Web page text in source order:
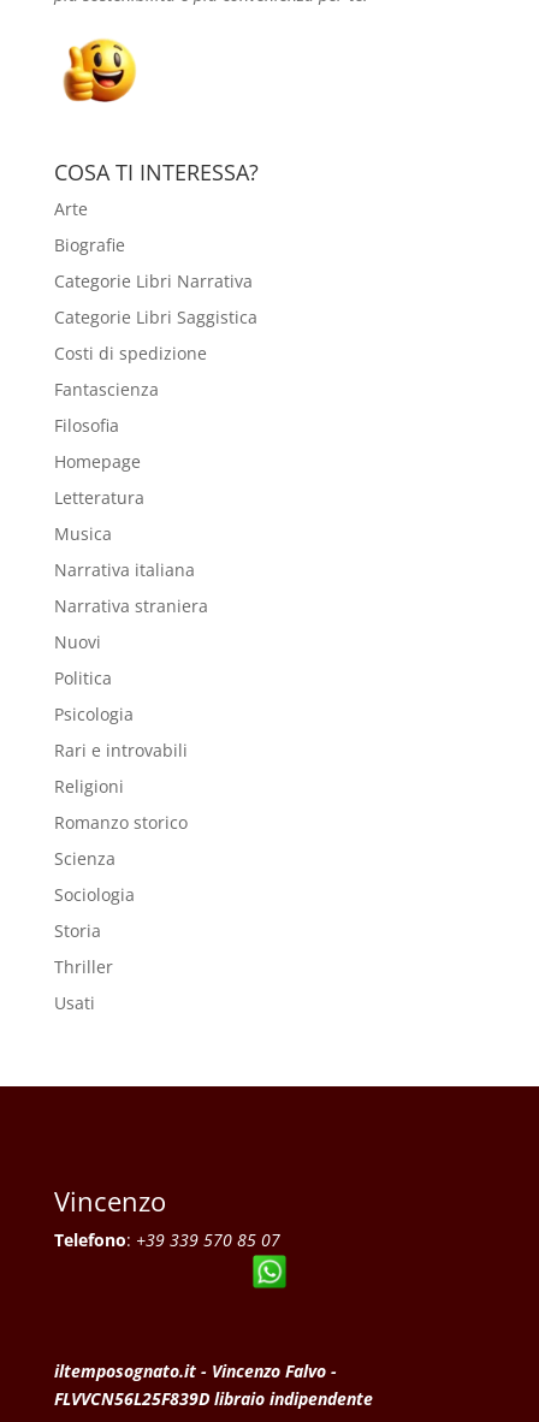
COSA TI INTERESSA?
Arte
Biografie
Categorie Libri Narrativa
Categorie Libri Saggistica
Costi di spedizione
Fantascienza
Filosofia
Homepage
Letteratura
Musica
Narrativa italiana
Narrativa straniera
Nuovi
Politica
Psicologia
Rari e introvabili
Religioni
Romanzo storico
Scienza
Sociologia
Storia
Thriller
Usati
Vincenzo
Telefono: +39 339 570 85 07
iltemposognato.it - Vincenzo Falvo -
FLVVCN56L25F839D libraio indipendente